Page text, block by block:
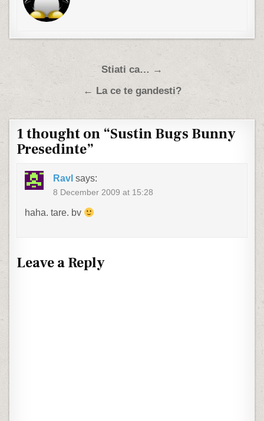
Post navigationStiati ca… →
← La ce te gandesti?
1 thought on “Sustin Bugs Bunny
Presedinte”
Ravl says:
8 December 2009 at 15:28
haha. tare. bv
Leave a Reply